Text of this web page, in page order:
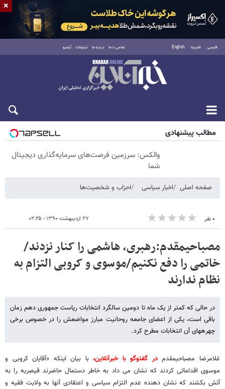
فارسی العربية English تماس با ما درباره ما تبلیغات آرشیو
شنبه ۱۷ مرداد ۱۴۰۵
مطالب پیشنهادی
والکس: سرزمین فرصت‌های سرمایه‌گذاری دیجیتال
شما
صفحه اصلی اخبار سیاسی احزاب و شخصیت‌ها
۰ نفر ۲۷ اردیبهشت ۱۳۹۰ - ۰۲:۲۵
مصباحی​مقدم:رهبری، هاشمی را کنار نزدند/
خاتمی را دفع نکنیم/موسوی و کروبی التزام به
نظام ندارند
در حالی که کمتر از یک ماه تا دومین سالگرد انتخابات ریاست جمهوری دهم زمان
باقی است، یکی از اعضای جامعه روحانیت مبارز مواضعش را در خصوص برخی
چهره​های آن انتخابات مطرح کرد.
غلامرضا مصباحی​مقدمدر گفت​وگو با خبرآنلاین، با بیان اینکه «آقایان کروبی و
موسوی اقداماتی کردند که نشان می داد به خاطر دستمال حاضرند قیصریه را به
آتش بکشند که نشان دهنده عدم التزام سیاسی و اعتقادی آنها به ولایت فقیه و
×